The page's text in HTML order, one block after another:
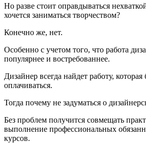
Но разве стоит оправдываться
хочется заниматься творчеством?
Конечно же, нет.
Особенно с учетом того, что работа
популярнее и востребованнее.
Дизайнер всегда найдет работу, которая
оплачиваться.
Тогда почему не задуматься о
Без проблем получится совмещать
выполнение профессиональных
курсов.